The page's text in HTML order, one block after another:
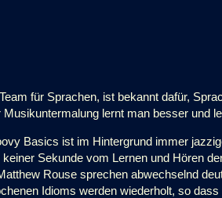
für Sprachen, ist bekannt dafür,
Musikuntermalung lernt man besser und
Basics ist im Hintergrund immer
Sekunde vom Lernen und Hören
Rouse sprechen abwechselnd
Idioms werden wiederholt, so